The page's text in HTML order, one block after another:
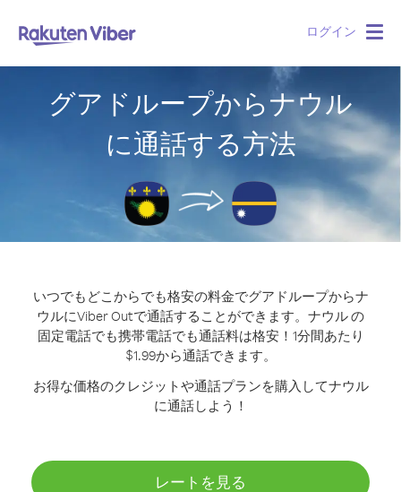
ログイン
グアドループからナウル
に通話する方法
いつでもどこからでも格安の料金でグアドループからナ
ウルにViber Outで通話することができます。 ナウル の
固定電話でも携帯電話でも通話料は格安！1分間あたり
$1.99から通話できます。
お得な価格のクレジットや通話プランを購入してナウル
に通話しよう！
レートを見る